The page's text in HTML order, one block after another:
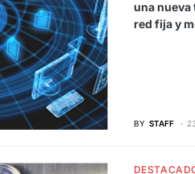
una
red fija y
BY STAFF